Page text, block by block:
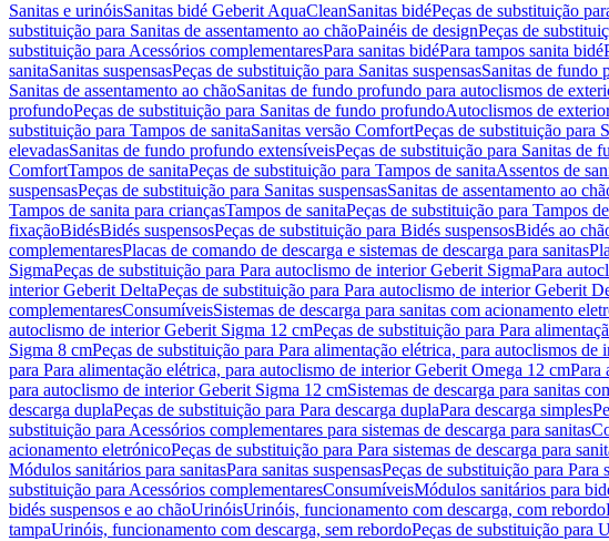
Sanitas e urinóisSanitas bidé Geberit AquaCleanSanitas bidéPeças de substituição
substituição para Sanitas de assentamento ao chãoPainéis de designPeças de
substituição para Acessórios complementaresPara sanitas bidéPara tampos sanita bidé
sanitaSanitas suspensasPeças de substituição para Sanitas suspensasSanitas de fundo
Sanitas de assentamento ao chãoSanitas de fundo profundo para autoclismos de
profundoPeças de substituição para Sanitas de fundo profundoAutoclismos de
substituição para Tampos de sanitaSanitas versão ComfortPeças de substituição para
elevadasSanitas de fundo profundo extensíveisPeças de substituição para Sanitas de
ComfortTampos de sanitaPeças de substituição para Tampos de sanitaAssentos de
suspensasPeças de substituição para Sanitas suspensasSanitas de assentamento ao
Tampos de sanita para criançasTampos de sanitaPeças de substituição para Tampos
fixaçãoBidésBidés suspensosPeças de substituição para Bidés suspensosBidés ao
complementaresPlacas de comando de descarga e sistemas de descarga para sanitas
SigmaPeças de substituição para Para autoclismo de interior Geberit SigmaPara
interior Geberit DeltaPeças de substituição para Para autoclismo de interior Geberit
complementaresConsumíveisSistemas de descarga para sanitas com acionamento
autoclismo de interior Geberit Sigma 12 cmPeças de substituição para Para
Sigma 8 cmPeças de substituição para Para alimentação elétrica, para autoclismos
para Para alimentação elétrica, para autoclismo de interior Geberit Omega 12 cmPara
para autoclismo de interior Geberit Sigma 12 cmSistemas de descarga para sanitas
descarga duplaPeças de substituição para Para descarga duplaPara descarga simples
substituição para Acessórios complementares para sistemas de descarga para sanitas
acionamento eletrónicoPeças de substituição para Para sistemas de descarga para
Módulos sanitários para sanitasPara sanitas suspensasPeças de substituição para Para
substituição para Acessórios complementaresConsumíveisMódulos sanitários para
bidés suspensos e ao chãoUrinóisUrinóis, funcionamento com descarga, com rebordo
tampaUrinóis, funcionamento com descarga, sem rebordoPeças de substituição para